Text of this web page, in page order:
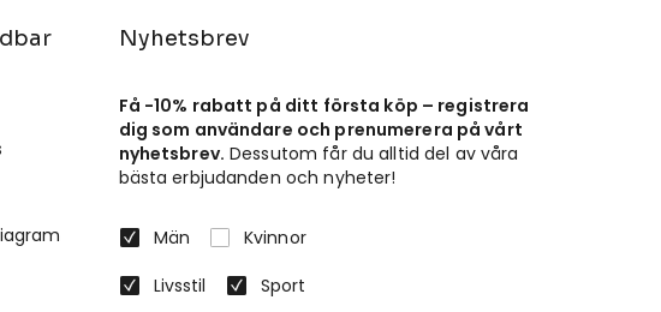
Nyhetsbrev
Få -10% rabatt på ditt första köp – registrera
dig som användare och prenumerera på vårt
nyhetsbrev. Dessutom får du alltid del av våra
bästa erbjudanden och nyheter!
Män
Kvinnor
Livsstil
Sport